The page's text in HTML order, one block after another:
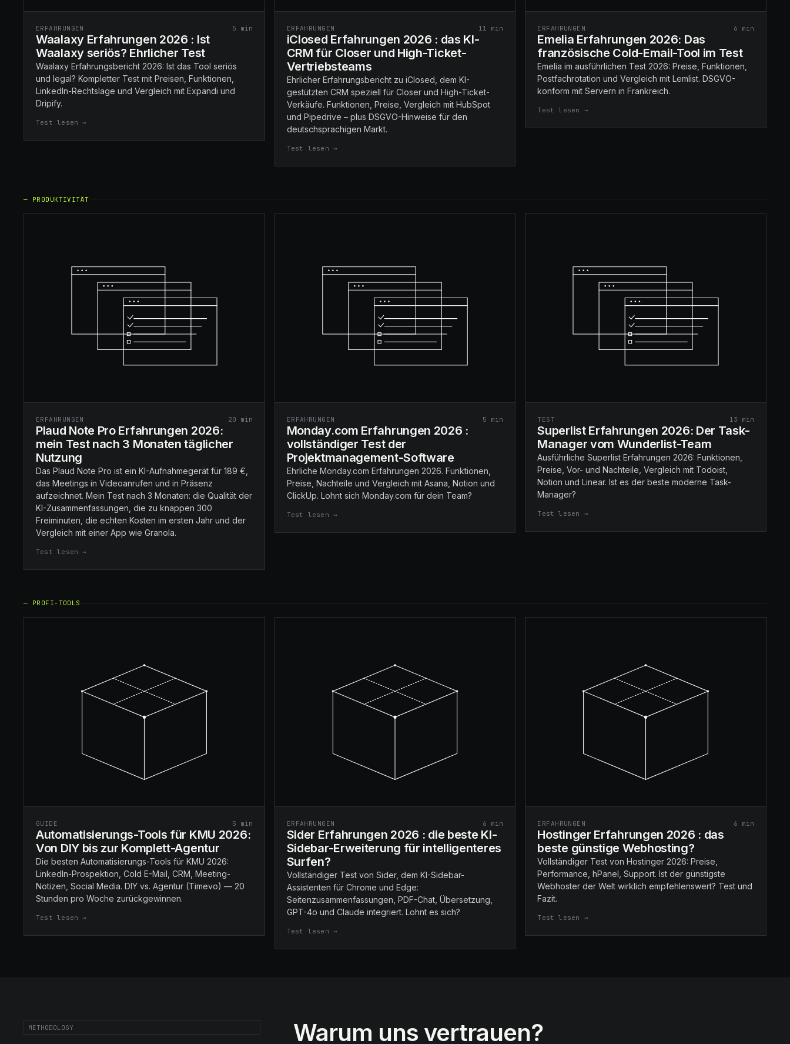
ERFAHRUNGEN 5 min
Waalaxy Erfahrungen 2026 : Ist
Waalaxy seriös? Ehrlicher Test
Waalaxy Erfahrungsbericht 2026: Ist das Tool seriös
und legal? Kompletter Test mit Preisen, Funktionen,
LinkedIn-Rechtslage und Vergleich mit Expandi und
Dripify.
Test lesen →
ERFAHRUNGEN 11 min
iClosed Erfahrungen 2026 : das KI-
CRM für Closer und High-Ticket-
Vertriebsteams
Ehrlicher Erfahrungsbericht zu iClosed, dem KI-
gestützten CRM speziell für Closer und High-Ticket-
Verkäufe. Funktionen, Preise, Vergleich mit HubSpot
und Pipedrive – plus DSGVO-Hinweise für den
deutschsprachigen Markt.
Test lesen →
ERFAHRUNGEN 6 min
Emelia Erfahrungen 2026: Das
französische Cold-Email-Tool im Test
Emelia im ausführlichen Test 2026: Preise, Funktionen,
Postfachrotation und Vergleich mit Lemlist. DSGVO-
konform mit Servern in Frankreich.
Test lesen →
— PRODUKTIVITÄT
ERFAHRUNGEN 20 min
Plaud Note Pro Erfahrungen 2026:
mein Test nach 3 Monaten täglicher
Nutzung
Das Plaud Note Pro ist ein KI-Aufnahmegerät für 189 €,
das Meetings in Videoanrufen und in Präsenz
aufzeichnet. Mein Test nach 3 Monaten: die Qualität der
KI-Zusammenfassungen, die zu knappen 300
Freiminuten, die echten Kosten im ersten Jahr und der
Vergleich mit einer App wie Granola.
Test lesen →
ERFAHRUNGEN 5 min
Monday.com Erfahrungen 2026 :
vollständiger Test der
Projektmanagement-Software
Ehrliche Monday.com Erfahrungen 2026. Funktionen,
Preise, Nachteile und Vergleich mit Asana, Notion und
ClickUp. Lohnt sich Monday.com für dein Team?
Test lesen →
TEST 13 min
Superlist Erfahrungen 2026: Der Task-
Manager vom Wunderlist-Team
Ausführliche Superlist Erfahrungen 2026: Funktionen,
Preise, Vor- und Nachteile, Vergleich mit Todoist,
Notion und Linear. Ist es der beste moderne Task-
Manager?
Test lesen →
— PROFI-TOOLS
GUIDE 5 min
Automatisierungs-Tools für KMU 2026:
Von DIY bis zur Komplett-Agentur
Die besten Automatisierungs-Tools für KMU 2026:
LinkedIn-Prospektion, Cold E-Mail, CRM, Meeting-
Notizen, Social Media. DIY vs. Agentur (Timevo) — 20
Stunden pro Woche zurückgewinnen.
Test lesen →
ERFAHRUNGEN 6 min
Sider Erfahrungen 2026 : die beste KI-
Sidebar-Erweiterung für intelligenteres
Surfen?
Vollständiger Test von Sider, dem KI-Sidebar-
Assistenten für Chrome und Edge:
Seitenzusammenfassungen, PDF-Chat, Übersetzung,
GPT-4o und Claude integriert. Lohnt es sich?
Test lesen →
ERFAHRUNGEN 6 min
Hostinger Erfahrungen 2026 : das
beste günstige Webhosting?
Vollständiger Test von Hostinger 2026: Preise,
Performance, hPanel, Support. Ist der günstigste
Webhoster der Welt wirklich empfehlenswert? Test und
Fazit.
Test lesen →
METHODOLOGY
Warum uns vertrauen?